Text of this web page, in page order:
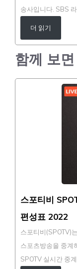
송사입니다. SBS
더 읽기
함께 보
스포티비
편성표 2022
스포티비(SPOTV)
스포츠방송을 중계
SPOTV 실시간 중